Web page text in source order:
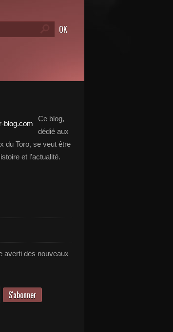
Ce blog,
dédié aux
du Toro, se veut être
et l'actualité.
averti des nouveaux